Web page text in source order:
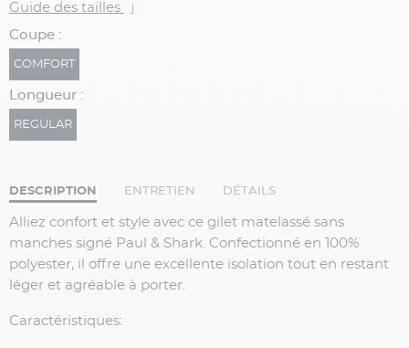
Guide des tailles i
Coupe :
COMFORT
Longueur :
REGULAR
DESCRIPTION ENTRETIEN DÉTAILS
Alliez confort et style avec ce gilet matelassé sans
manches signé Paul & Shark. Confectionné en 100%
polyester, il offre une excellente isolation tout en restant
léger et agréable à porter.
Caractéristiques: